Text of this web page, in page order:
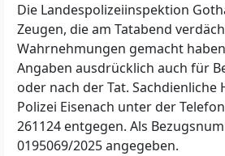
Die Landespolizeiinspektion
Zeugen, die am Tatabend
Wahrnehmungen gemacht
Angaben ausdrücklich auch für
oder nach der Tat.
Polizei Eisenach unter der
261124 entgegen. Als
0195069/2025 angegeben.